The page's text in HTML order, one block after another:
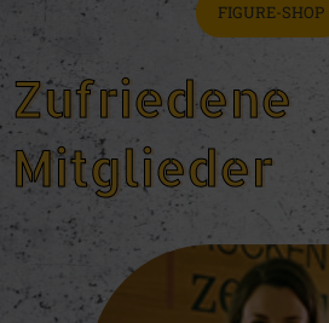
FIGURE-SHOP
Zufriedene
Mitglieder